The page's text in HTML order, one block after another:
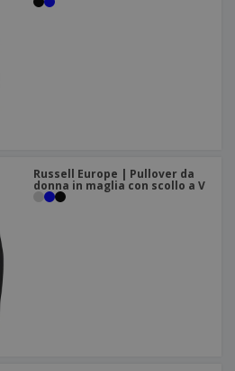
Russell Europe | Pullover da
donna in maglia con scollo a V